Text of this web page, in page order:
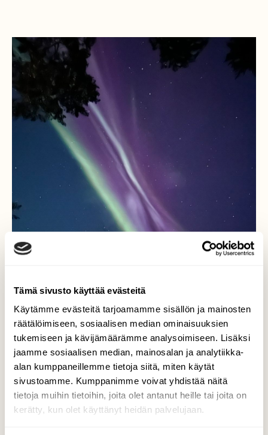
Tämä sivusto käyttää evästeitä
Käytämme evästeitä tarjoamamme sisällön ja mainosten
räätälöimiseen, sosiaalisen median ominaisuuksien
tukemiseen ja kävijämäärämme analysoimiseen. Lisäksi
jaamme sosiaalisen median, mainosalan ja analytiikka-
alan kumppaneillemme tietoja siitä, miten käytät
sivustoamme. Kumppanimme voivat yhdistää näitä
tietoja muihin tietoihin, joita olet antanut heille tai joita on
kerätty, kun olet käyttänyt heidän palvelujaan.
Revontulten alla